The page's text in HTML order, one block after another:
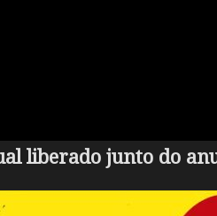
liberado junto do